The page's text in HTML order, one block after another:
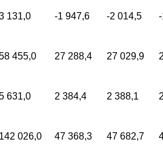
131,0
-1 947,6 -2 014,5
455,0
27 288,4 27 029,9
631,0 2 384,4 2 388,1
142 026,0
47 368,3 47 682,7